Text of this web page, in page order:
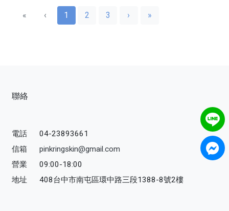
« ‹ 1 2 3 › »
聯絡
電話
04-23893661
信箱
pinkringskin@gmail.com
營業
09:00-18:00
地址
408台中市南屯區環中路三段1388-8號2樓